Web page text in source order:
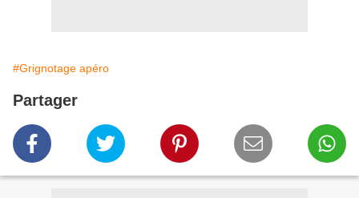
#Grignotage apéro
Partager